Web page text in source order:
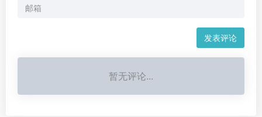
发表评论
暂无评论...